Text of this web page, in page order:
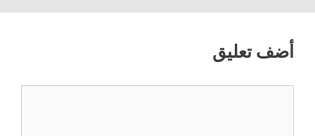
أضف تعليق